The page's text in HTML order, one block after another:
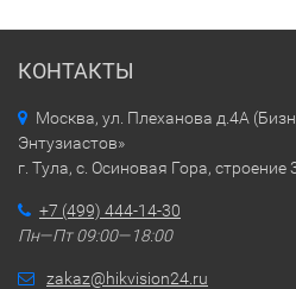
КОНТАКТЫ
Москва, ул. Плеханова д.4А
Энтузиастов»
г. Тула, с. Осиновая Гора, строение
+7 (499) 444-14-30
Пн—Пт 09:00—18:00
zakaz@hikvision24.ru